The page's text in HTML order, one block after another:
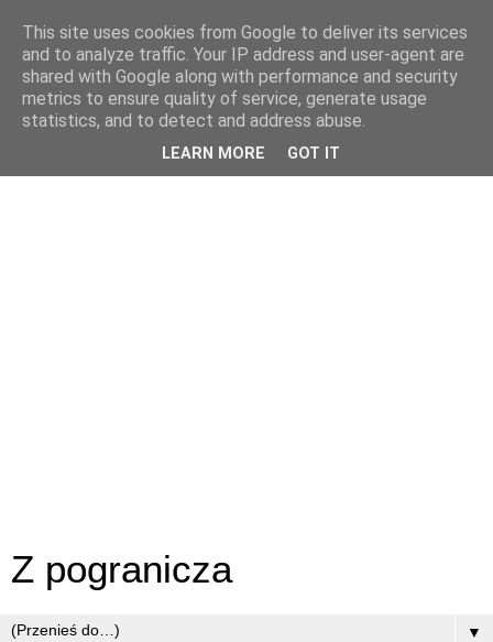
Z pogranicza
▼
This site uses cookies from Google to deliver its services
and to analyze traffic. Your IP address and user-agent are
shared with Google along with performance and security
metrics to ensure quality of service, generate usage
statistics, and to detect and address abuse.
LEARN MORE GOT IT